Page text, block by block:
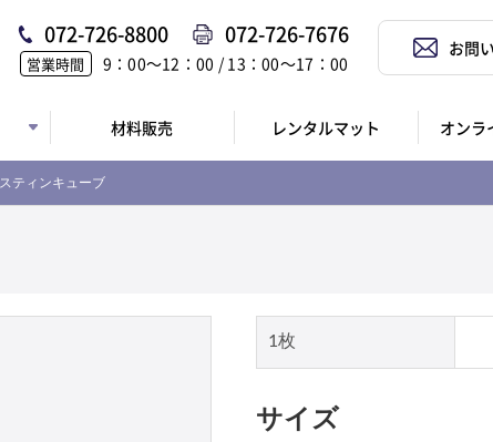
072-726-8800 072-726-7676
営業時間 9：00〜12：00 / 13：00〜17：00
お問
材料販売 レンタルマット オンラ
スティンキューブ
1枚
サイズ